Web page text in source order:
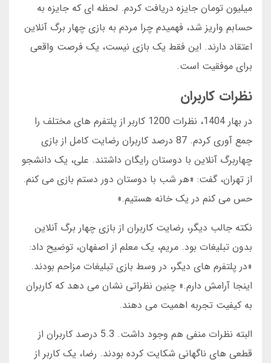
میلیون تومان جایزه دریافت کردم. لحظه ای که جایزه به
حسابم واریز شد، فهمیدم چرا مردم به بازی چهار برگ آنلاین
اعتقاد دارند. این فقط یک بازی نیست، یک فرصت واقعی
برای موفقیت است.
نظرات کاربران
در بهار 1404، نظرات 1200 کاربر از پلتفرم های مختلف را
جمع آوری کردم. 87 درصد کاربران رضایت کامل از بازی
چهاربرگ آنلاین با دوستان رایگان داشتند. علی، یک دانشجو
از تهران، گفت: «هر شب با دوستان دور دستم بازی می کنم.
حس می کنم در یک خانه هستیم.»
نکته جالب دیگر، رضایت کاربران از بازی چهار برگ آنلاین
بدون تبلیغات بود. مریم، یک معلم از اصفهان، توضیح داد:
«در پلتفرم های دیگر، در وسط بازی تبلیغات مزاحم بودند.
اینجا آرامش دارم.» چنین نظراتی نشان می دهد که کاربران
به کیفیت تجربه اهمیت می دهند.
البته نظرات منفی هم وجود داشت. 5.3 درصد کاربران از
قطعی های ناگهانی شکایت کرده بودند. رضا، یک کاربر از